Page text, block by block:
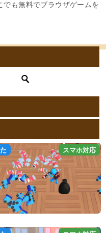
でも無料でブラウザゲームを
た スマホ対応